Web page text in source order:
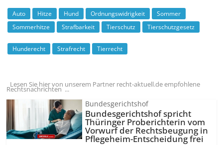
Auto Hitze Hund Ordnungswidrigkeit
Sommer
Sommerhitze
Strafbarkeit Tierschutz Tierschutzgesetz
Hunderecht Strafrecht Tierrecht
Lesen Sie hier von unserem Partner recht-aktuell.de empfohlene
Rechtsnachrichten ...
Bundesgerichtshof
Bundesgerichtshof spricht
Thüringer Proberichterin vom
Vorwurf der Rechtsbeugung in
Pflegeheim-Entscheidung frei